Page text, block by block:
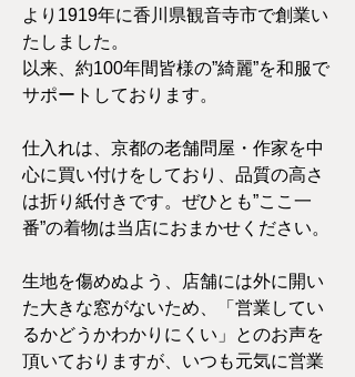
より1919年に香川県観音寺市で創業い
たしました。
以来、約100年間皆様の”綺麗”を和服で
サポートしております。​
仕入れは、京都の老舗問屋・作家を中
心に買い付けをしており、品質の高さ
は折り紙付きです。ぜひとも”ここ一
番”の着物は当店におまかせください。
生地を傷めぬよう、店舗には外に開い
た大きな窓がないため、「営業してい
るかどうかわかりにくい」とのお声を
頂いておりますが、いつも元気に営業